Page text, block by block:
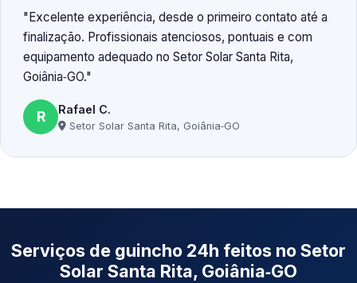
Excelente experiência, desde o primeiro contato até a
finalização. Profissionais atenciosos, pontuais e com
equipamento adequado no Setor Solar Santa Rita,
Goiânia‑GO.
R Rafael C.
Setor Solar Santa Rita, Goiânia‑GO
Serviços de guincho 24h feitos no Setor
Solar Santa Rita, Goiânia‑GO